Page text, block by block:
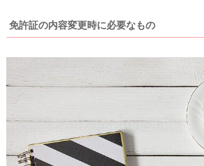
免許証の内容変更時に必要なもの